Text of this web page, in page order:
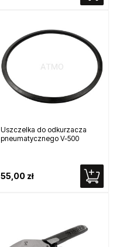
Uszczelka do odkurzacza
pneumatycznego V-500
55,00 zł